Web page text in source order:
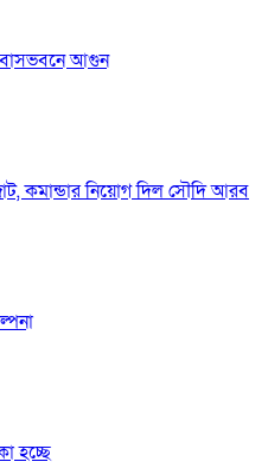
বাসভবনে আগুন
কমান্ডার নিয়োগ দিল সৌদি আরব
হচ্ছে